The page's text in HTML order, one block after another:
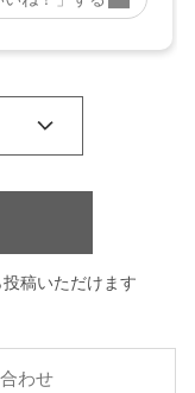
稿いただけます
わせ